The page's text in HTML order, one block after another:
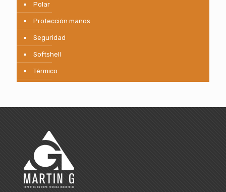
Polar
Protección manos
Seguridad
Softshell
Térmico